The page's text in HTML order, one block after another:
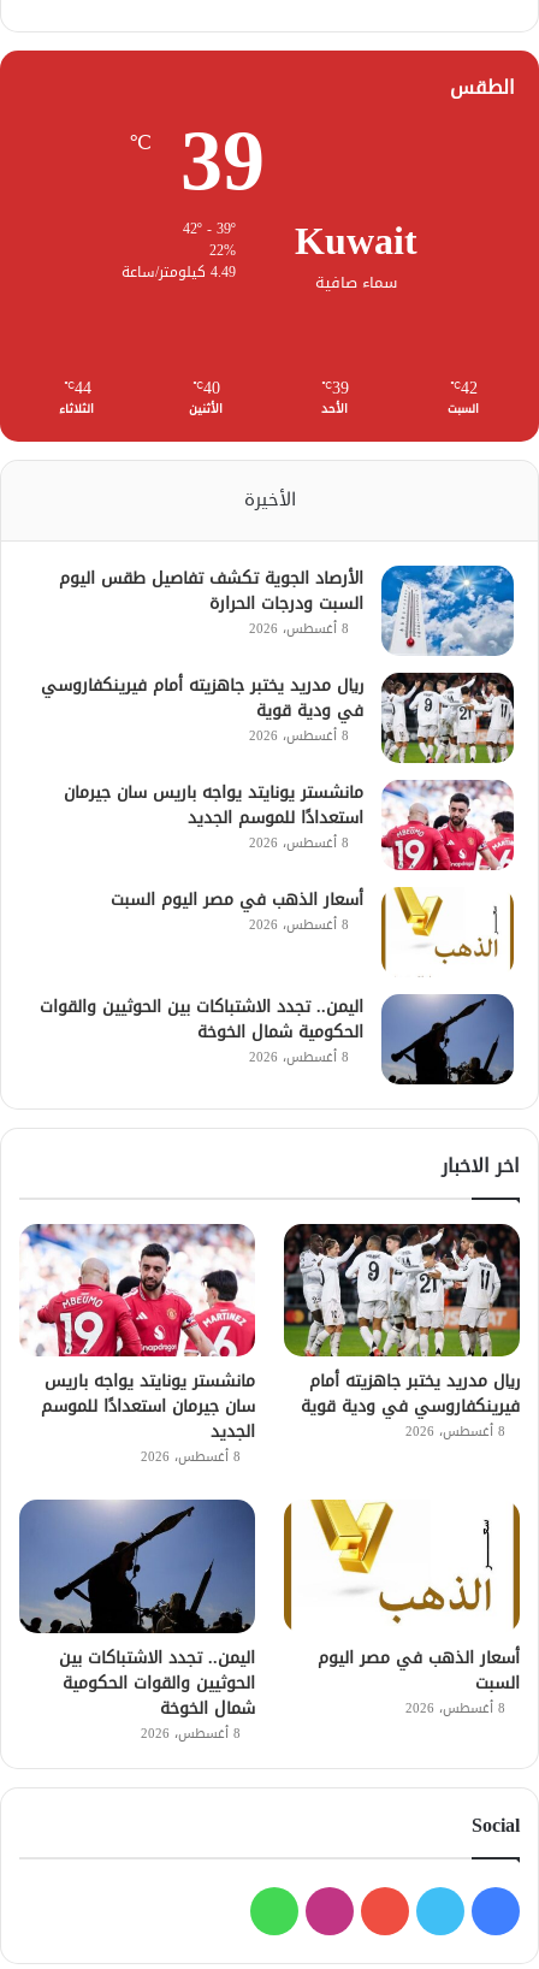
الطقس
Kuwait
سماء صافية
39
℃
22%
4.49 كيلومتر/ساعة
42
℃
السبت
39
℃
الأحد
40
℃
الأثنين
44
℃
الثلاثاء
الأخيرة
الأرصاد الجوية تكشف تفاصيل طقس اليوم
السبت ودرجات الحرارة
8 أغسطس، 2026
ريال مدريد يختبر جاهزيته أمام فيرينكفاروسي
في ودية قوية
8 أغسطس، 2026
مانشستر يونايتد يواجه باريس سان جيرمان
استعدادًا للموسم الجديد
8 أغسطس، 2026
أسعار الذهب في مصر اليوم السبت
8 أغسطس، 2026
اليمن.. تجدد الاشتباكات بين الحوثيين والقوات
الحكومية شمال الخوخة
8 أغسطس، 2026
اخر الاخبار
ريال مدريد يختبر جاهزيته أمام
فيرينكفاروسي في ودية قوية
8 أغسطس، 2026
مانشستر يونايتد يواجه باريس
سان جيرمان استعدادًا للموسم
الجديد
8 أغسطس، 2026
أسعار الذهب في مصر اليوم
السبت
8 أغسطس، 2026
اليمن.. تجدد الاشتباكات بين
الحوثيين والقوات الحكومية
شمال الخوخة
8 أغسطس، 2026
Social
فيسبوك
تويتر يوتيوبانستقرامواتساب